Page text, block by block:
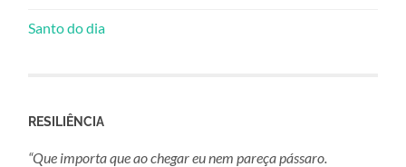
Santo do dia
RESILIÊNCIA
“Que importa que ao chegar eu nem pareça pássaro.